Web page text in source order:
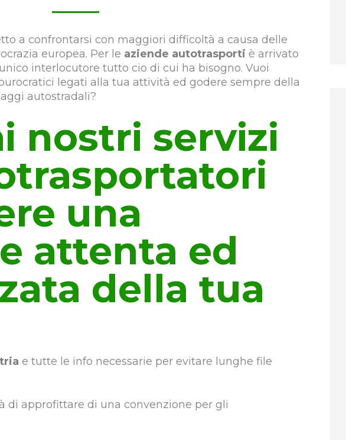
a confrontarsi con maggiori difficoltà a causa delle
europea. Per le aziende autotrasporti è arrivato
interlocutore tutto cio di cui ha bisogno. Vuoi
legati alla tua attività ed godere sempre della
autostradali?
nostri servizi
una
attenta ed
della tua
e tutte le info necessarie per evitare lunghe file
di approfittare di una convenzione per gli